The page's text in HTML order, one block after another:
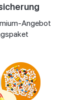
Angebot